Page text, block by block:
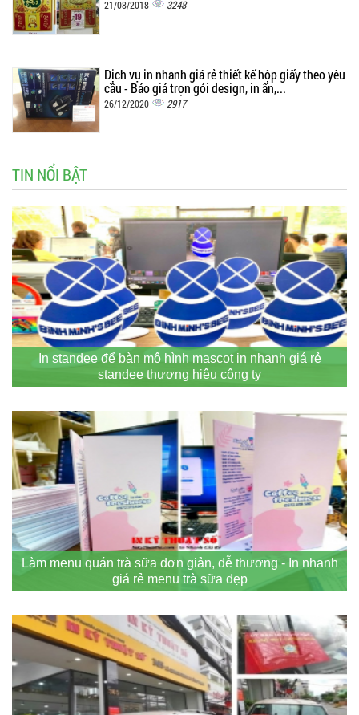
21/08/2018 3248
Dịch vụ in nhanh giá rẻ thiết kế hộp giấy theo yêu
cầu - Báo giá trọn gói design, in ấn,...
26/12/2020 2917
TIN NỔI BẬT
In standee để bàn mô hình mascot in nhanh giá rẻ
standee thương hiệu công ty
Làm menu quán trà sữa đơn giản, dễ thương - In nhanh
giá rẻ menu trà sữa đẹp